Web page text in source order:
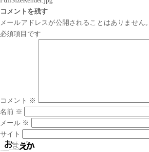
コメントを残す
メールアドレスが公開されることはありません。
必須項目です
コメント ※
名前 ※
メール ※
サイト